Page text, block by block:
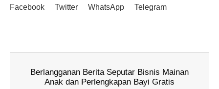
Facebook Twitter WhatsApp Telegram
Berlangganan Berita Seputar Bisnis Mainan
Anak dan Perlengkapan Bayi Gratis